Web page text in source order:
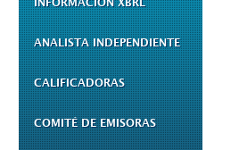
INFORMACIÓN XBRL
ANALISTA INDEPENDIENTE
CALIFICADORAS
COMITÉ DE EMISORAS